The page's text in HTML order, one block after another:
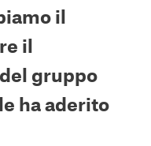
il
il
gruppo
ha aderito